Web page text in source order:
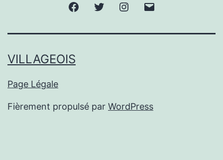
FacebookTwitter Instagram
VILLAGEOIS
Page Légale
Fièrement propulsé par WordPress